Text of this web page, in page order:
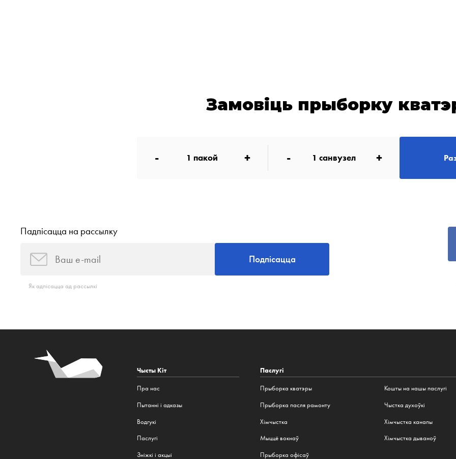
Замовіць прыборку
- 1 пакой + - 1 санвузел +
Падпісацца на рассылку
Подпісацца
Як адпісацца ад рассылкі
Чысты Кіт
Пра нас
Пытанні і адказы
Водгукі
Паслугі
Зніжкі і акцыі
Паслугі
Прыборка кватэры
Прыборка пасля рамонту
Хімчыстка
Мыццё вокнаў
Прыборка офісаў
Кошты на нашы паслугі
Чыстка духоўкі
Хімчыстка канапы
Хімчыстка дываноў